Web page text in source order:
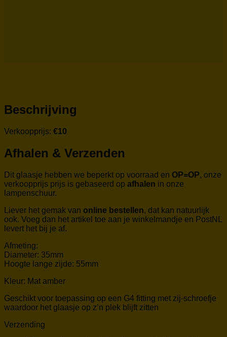
Beschrijving
Verkoopprijs: €10
Afhalen & Verzenden
Dit glaasje hebben we beperkt op voorraad en OP=OP, onze
verkoopprijs prijs is gebaseerd op afhalen in onze
lampenschuur.
Liever het gemak van online bestellen, dat kan natuurlijk
ook. Voeg dan het artikel toe aan je winkelmandje en PostNL
levert het bij je af.
Afmeting:
Diameter: 35mm
Hoogte lange zijde: 55mm
Kleur: Mat amber
Geschikt voor toepassing op een G4 fitting met zij-schroefje
waardoor het glaasje op z’n plek blijft zitten
Verzending